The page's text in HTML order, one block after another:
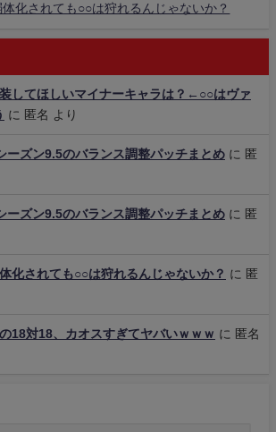
体化されても○○は狩れるんじゃないか？
装してほしいマイナーキャラは？←○○はヴァ
に 匿名 より
ーズン9.5のバランス調整パッチまとめ に 匿
ーズン9.5のバランス調整パッチまとめ に 匿
化されても○○は狩れるんじゃないか？ に 匿
18対18、カオスすぎてヤバいｗｗｗ に 匿名